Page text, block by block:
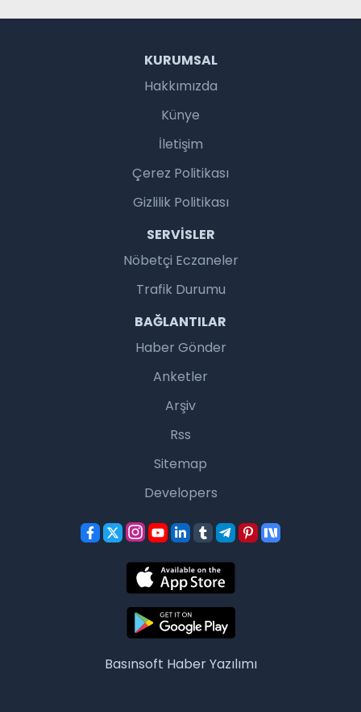
KURUMSAL
Hakkımızda
Künye
İletişim
Çerez Politikası
Gizlilik Politikası
SERVISLER
Nöbetçi Eczaneler
Trafik Durumu
BAĞLANTILAR
Haber Gönder
Anketler
Arşiv
Rss
Sitemap
Developers
Basınsoft Haber Yazılımı